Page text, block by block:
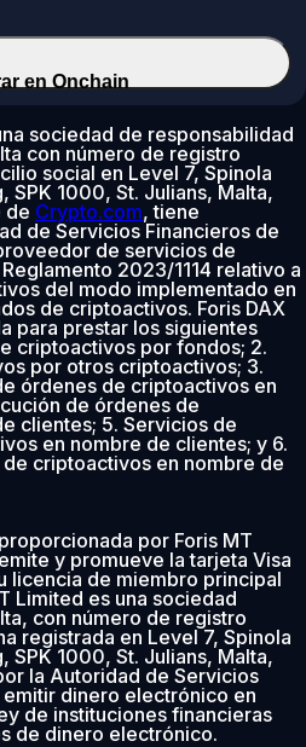
en Onchain
sociedad de responsabilidad
con número de registro
social en Level 7, Spinola
SPK 1000, St. Julians, Malta,
de Crypto.com, tiene
de Servicios Financieros de
de servicios de
2023/1114 relativo a
del modo implementado en
de criptoactivos. Foris DAX
para prestar los siguientes
criptoactivos por fondos; 2.
por otros criptoactivos; 3.
órdenes de criptoactivos en
de órdenes de
clientes; 5. Servicios de
en nombre de clientes; y 6.
criptoactivos en nombre de
por Foris MT
y promueve la tarjeta Visa
licencia de miembro principal
Limited es una sociedad
con número de registro
registrada en Level 7, Spinola
SPK 1000, St. Julians, Malta,
la Autoridad de Servicios
dinero electrónico en
de instituciones financieras
de dinero electrónico.